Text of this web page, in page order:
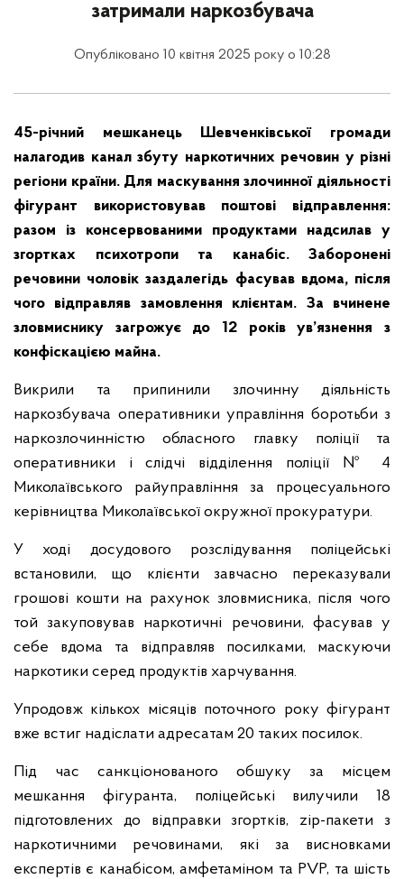
затримали наркозбувача
Опубліковано 10 квітня 2025 року о 10:28
45-річний мешканець Шевченківської громади
налагодив канал збуту наркотичних речовин у різні
регіони країни. Для маскування злочинної діяльності
фігурант використовував поштові відправлення:
разом із консервованими продуктами надсилав у
згортках психотропи та канабіс. Заборонені
речовини чоловік заздалегідь фасував вдома, після
чого відправляв замовлення клієнтам. За вчинене
зловмиснику загрожує до 12 років ув’язнення з
конфіскацією майна.
Викрили та припинили злочинну діяльність
наркозбувача оперативники управління боротьби з
наркозлочинністю обласного главку поліції та
оперативники і слідчі відділення поліції № 4
Миколаївського райуправління за процесуального
керівництва Миколаївської окружної прокуратури.
У ході досудового розслідування поліцейські
встановили, що клієнти завчасно переказували
грошові кошти на рахунок зловмисника, після чого
той закуповував наркотичні речовини, фасував у
себе вдома та відправляв посилками, маскуючи
наркотики серед продуктів харчування.
Упродовж кількох місяців поточного року фігурант
вже встиг надіслати адресатам 20 таких посилок.
Під час санкціонованого обшуку за місцем
мешкання фігуранта, поліцейські вилучили 18
підготовлених до відправки згортків, zip-пакети з
наркотичними речовинами, які за висновками
експертів є канабісом, амфетаміном та PVP, та шість